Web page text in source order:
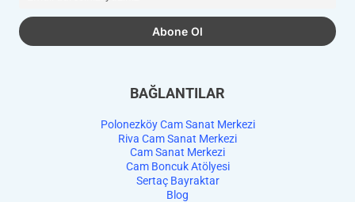
BAĞLANTILAR
Polonezköy Cam Sanat Merkezi
Riva Cam Sanat Merkezi
Cam Sanat Merkezi
Cam Boncuk Atölyesi
Sertaç Bayraktar
Blog